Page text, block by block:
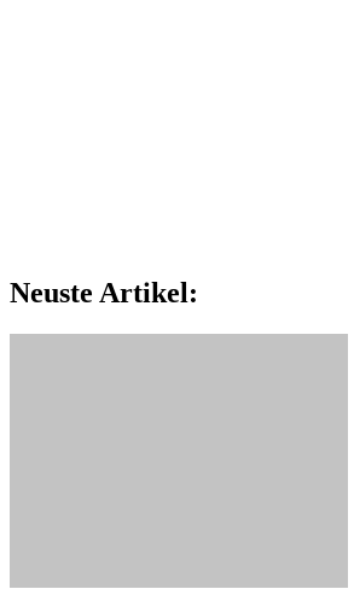
Neuste Artikel: